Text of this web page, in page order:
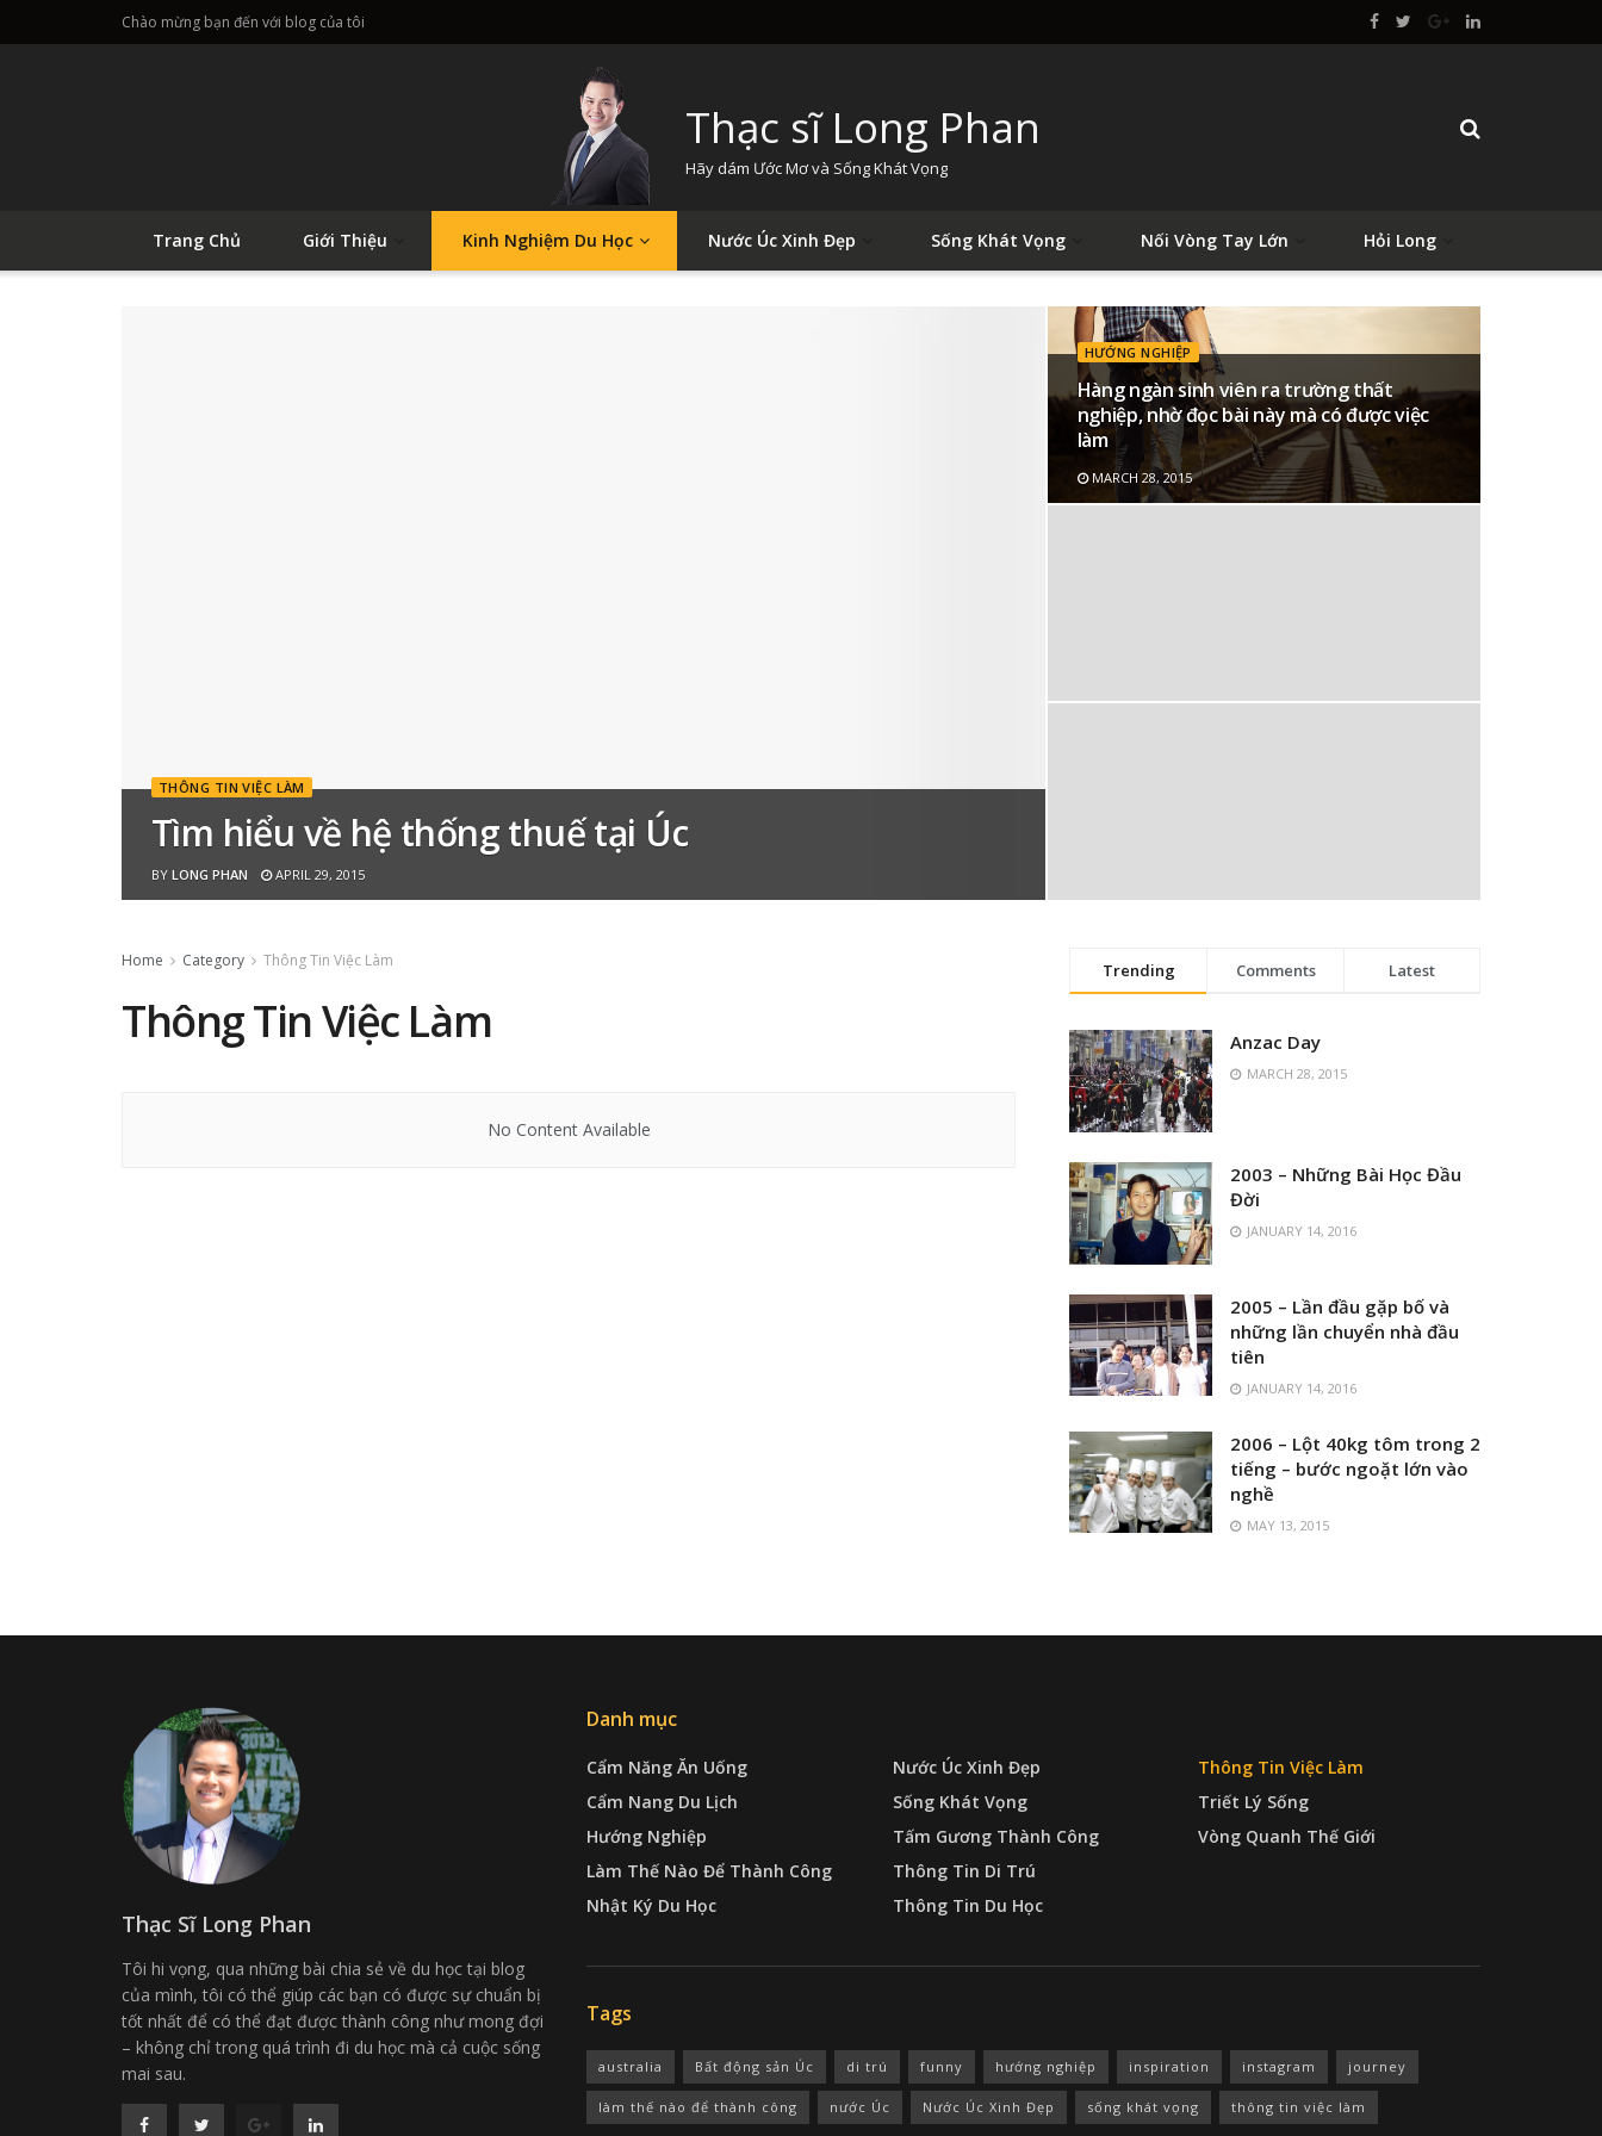
Chào mừng bạn đến với blog của tôi
Thạc sĩ Long Phan
Hãy dám Ước Mơ và Sống Khát Vọng
Trang Chủ Giới Thiệu Kinh Nghiệm Du Học Nước Úc Xinh Đẹp Sống Khát Vọng Nối Vòng Tay Lớn Hỏi Long
THÔNG TIN VIỆC LÀM
Tìm hiểu về hệ thống thuế tại Úc
BY LONG PHAN APRIL 29, 2015
HƯỚNG NGHIỆP
Hàng ngàn sinh viên ra trường thất
nghiệp, nhờ đọc bài này mà có được việc
làm
MARCH 28, 2015
Home Category Thông Tin Việc Làm
Thông Tin Việc Làm
No Content Available
Trending Comments Latest
Anzac Day
MARCH 28, 2015
2003 – Những Bài Học Đầu
Đời
JANUARY 14, 2016
2005 – Lần đầu gặp bố và
những lần chuyển nhà đầu
tiên
JANUARY 14, 2016
2006 – Lột 40kg tôm trong 2
tiếng – bước ngoặt lớn vào
nghề
MAY 13, 2015
Thạc Sĩ Long Phan
Tôi hi vọng, qua những bài chia sẻ về du học tại blog
của mình, tôi có thể giúp các bạn có được sự chuẩn bị
tốt nhất để có thể đạt được thành công như mong đợi
– không chỉ trong quá trình đi du học mà cả cuộc sống
mai sau.
Danh mục
Cẩm Năng Ăn Uống
Cẩm Nang Du Lịch
Hướng Nghiệp
Làm Thế Nào Để Thành Công
Nhật Ký Du Học
Nước Úc Xinh Đẹp
Sống Khát Vọng
Tấm Gương Thành Công
Thông Tin Di Trú
Thông Tin Du Học
Thông Tin Việc Làm
Triết Lý Sống
Vòng Quanh Thế Giới
Tags
australia Bất động sản Úc di trú funny hướng nghiệp inspiration instagram journey
làm thế nào để thành công nước Úc Nước Úc Xinh Đẹp sống khát vọng thông tin việc làm